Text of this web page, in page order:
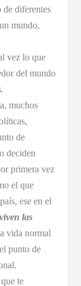
diferentes
mundo,
vez lo que
del mundo
muchos
de
deciden
primera vez
el que
ese en el
viven las
vida normal
punto de
te